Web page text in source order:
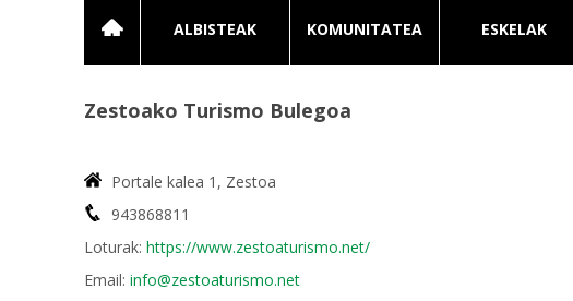
ALBISTEAK KOMUNITATEA ESKELAK
Zestoako Turismo Bulegoa
Portale kalea 1, Zestoa
943868811
Loturak: https://www.zestoaturismo.net/
Email: info@zestoaturismo.net